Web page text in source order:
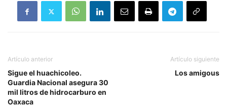
Artículo anterior
Sigue el huachicoleo.
Guardia Nacional asegura 30
mil litros de hidrocarburo en
Oaxaca
Artículo siguiente
Los amigous